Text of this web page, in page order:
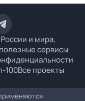
и мира,
сервисы
100Все проекты